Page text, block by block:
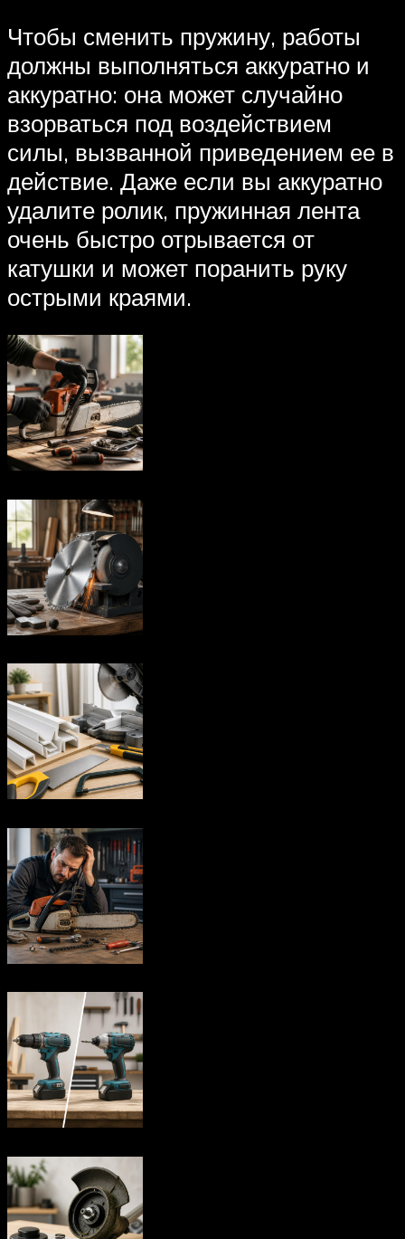
Чтобы сменить пружину, работы
должны выполняться аккуратно и
аккуратно: она может случайно
взорваться под воздействием
силы, вызванной приведением ее в
действие. Даже если вы аккуратно
удалите ролик, пружинная лента
очень быстро отрывается от
катушки и может поранить руку
острыми краями.